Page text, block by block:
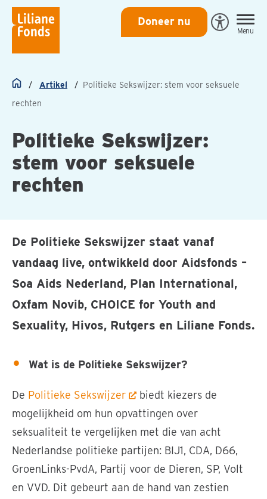
Liliane
Fonds
Doneer nu
Open
Menu
Home
Artikel
Politieke Sekswijzer: stem voor seksuele
rechten
Politieke Sekswijzer:
stem voor seksuele
rechten
De Politieke Sekswijzer staat vanaf
vandaag live, ontwikkeld door Aidsfonds –
Soa Aids Nederland, Plan International,
Oxfam Novib, CHOICE for Youth and
Sexuality, Hivos, Rutgers en Liliane Fonds.
Wat is de Politieke Sekswijzer?
De Politieke Sekswijzer
biedt kiezers de
mogelijkheid om hun opvattingen over
seksualiteit te vergelijken met die van acht
Nederlandse politieke partijen: BIJ1, CDA, D66,
GroenLinks-PvdA, Partij voor de Dieren, SP, Volt
en VVD. Dit gebeurt aan de hand van zestien